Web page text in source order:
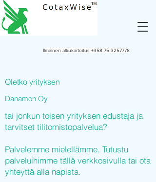
Ilmainen alkukartoitus +358 75 3257778
Oletko yrityksen
Danamon Oy
tai jonkun toisen yrityksen edustaja ja
tarvitset tilitomistopalvelua?
Palvelemme mielellämme. Tutustu
palveluihimme tällä verkkosivulla tai ota
yhteyttä alla napista.